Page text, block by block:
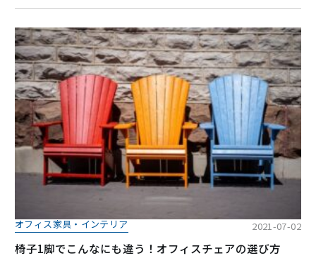
オフィス家具・インテリア 2021-07-02
椅子1脚でこんなにも違う！オフィスチェアの選び方